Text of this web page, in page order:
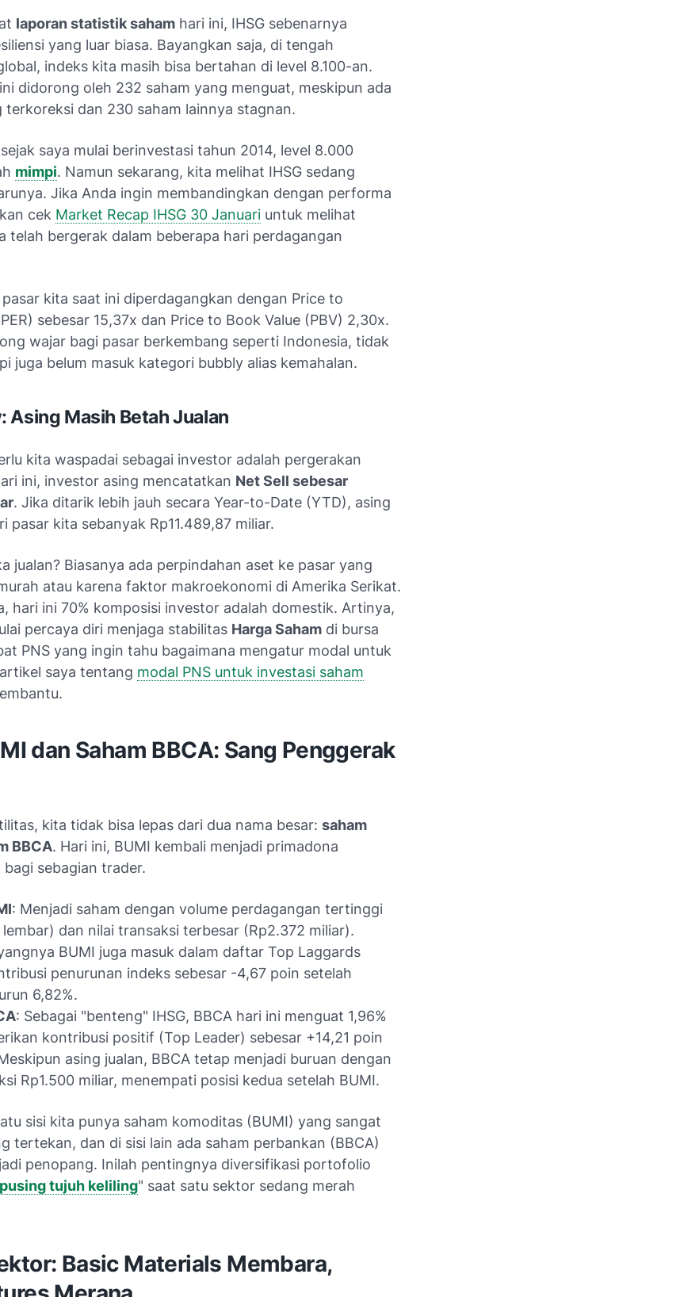
laporan statistik saham hari ini, IHSG sebenarnya
yang luar biasa. Bayangkan saja, di tengah
indeks kita masih bisa bertahan di level 8.100-an.
didorong oleh 232 saham yang menguat, meskipun ada
terkoreksi dan 230 saham lainnya stagnan.
saya mulai berinvestasi tahun 2014, level 8.000
mimpi. Namun sekarang, kita melihat IHSG sedang
Jika Anda ingin membandingkan dengan performa
cek Market Recap IHSG 30 Januari untuk melihat
telah bergerak dalam beberapa hari perdagangan
pasar kita saat ini diperdagangkan dengan Price to
sebesar 15,37x dan Price to Book Value (PBV) 2,30x.
wajar bagi pasar berkembang seperti Indonesia, tidak
juga belum masuk kategori bubbly alias kemahalan.
Asing Masih Betah Jualan
kita waspadai sebagai investor adalah pergerakan
ini, investor asing mencatatkan Net Sell sebesar
. Jika ditarik lebih jauh secara Year-to-Date (YTD), asing
pasar kita sebanyak Rp11.489,87 miliar.
jualan? Biasanya ada perpindahan aset ke pasar yang
atau karena faktor makroekonomi di Amerika Serikat.
hari ini 70% komposisi investor adalah domestik. Artinya,
percaya diri menjaga stabilitas Harga Saham di bursa
PNS yang ingin tahu bagaimana mengatur modal untuk
saya tentang modal PNS untuk investasi saham
dan Saham BBCA: Sang Penggerak
kita tidak bisa lepas dari dua nama besar: saham
BBCA. Hari ini, BUMI kembali menjadi primadona
bagi sebagian trader.
: Menjadi saham dengan volume perdagangan tertinggi
dan nilai transaksi terbesar (Rp2.372 miliar).
BUMI juga masuk dalam daftar Top Laggards
penurunan indeks sebesar -4,67 poin setelah
6,82%.
: Sebagai "benteng" IHSG, BBCA hari ini menguat 1,96%
kontribusi positif (Top Leader) sebesar +14,21 poin
asing jualan, BBCA tetap menjadi buruan dengan
Rp1.500 miliar, menempati posisi kedua setelah BUMI.
sisi kita punya saham komoditas (BUMI) yang sangat
tertekan, dan di sisi lain ada saham perbankan (BBCA)
penopang. Inilah pentingnya diversifikasi portofolio
pusing tujuh keliling" saat satu sektor sedang merah
Basic Materials Membara,